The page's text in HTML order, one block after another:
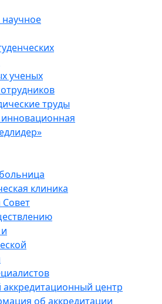
научное
ученых
труды
клиника
центр
об аккредитации